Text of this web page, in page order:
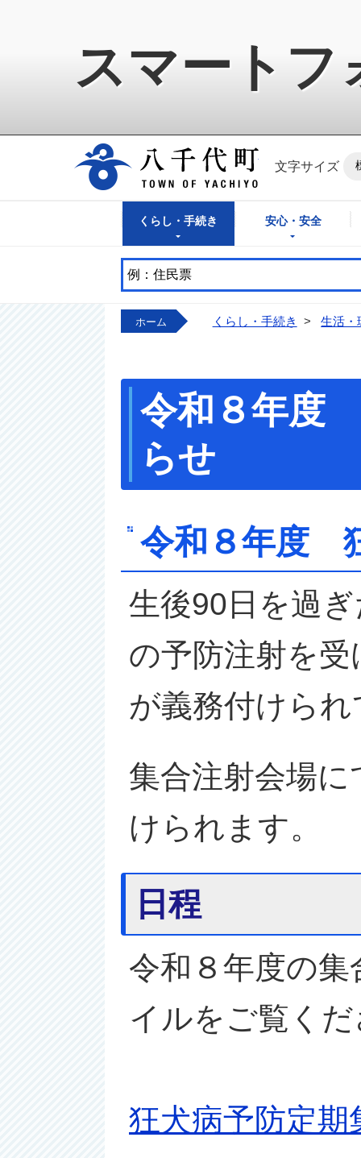
スマートフ
八千代町公式ホ
文字サイズ
くらし・手続き 安心・安全
ホーム くらし・手続き > 生活・
令和８年度
らせ
令和８年度
生後90日を過
の予防注射を
が義務付けら
集合注射会場
けられます。
日程
令和８年度の
イルをご覧く
狂犬病予防定